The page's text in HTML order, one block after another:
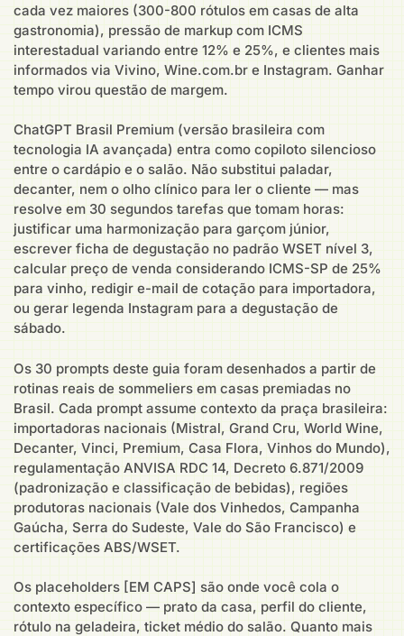
cada vez maiores (300-800 rótulos em casas de alta
gastronomia), pressão de markup com ICMS
interestadual variando entre 12% e 25%, e clientes mais
informados via Vivino, Wine.com.br e Instagram. Ganhar
tempo virou questão de margem.
ChatGPT Brasil Premium (versão brasileira com
tecnologia IA avançada) entra como copiloto silencioso
entre o cardápio e o salão. Não substitui paladar,
decanter, nem o olho clínico para ler o cliente — mas
resolve em 30 segundos tarefas que tomam horas:
justificar uma harmonização para garçom júnior,
escrever ficha de degustação no padrão WSET nível 3,
calcular preço de venda considerando ICMS-SP de 25%
para vinho, redigir e-mail de cotação para importadora,
ou gerar legenda Instagram para a degustação de
sábado.
Os 30 prompts deste guia foram desenhados a partir de
rotinas reais de sommeliers em casas premiadas no
Brasil. Cada prompt assume contexto da praça brasileira:
importadoras nacionais (Mistral, Grand Cru, World Wine,
Decanter, Vinci, Premium, Casa Flora, Vinhos do Mundo),
regulamentação ANVISA RDC 14, Decreto 6.871/2009
(padronização e classificação de bebidas), regiões
produtoras nacionais (Vale dos Vinhedos, Campanha
Gaúcha, Serra do Sudeste, Vale do São Francisco) e
certificações ABS/WSET.
Os placeholders [EM CAPS] são onde você cola o
contexto específico — prato da casa, perfil do cliente,
rótulo na geladeira, ticket médio do salão. Quanto mais